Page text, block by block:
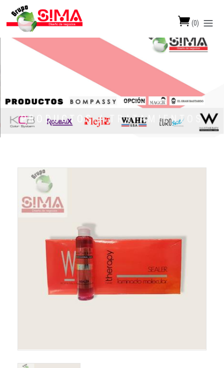
(0)
PRODUCTOS /TRATAMIENTOS